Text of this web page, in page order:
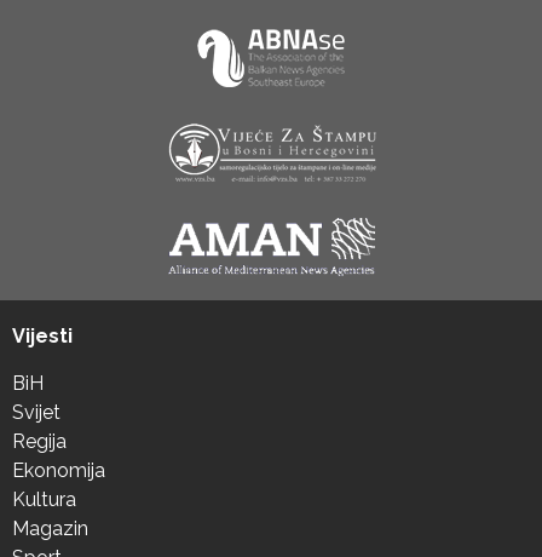
Vijesti
BiH
Svijet
Regija
Ekonomija
Kultura
Magazin